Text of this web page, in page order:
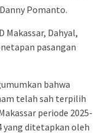
Pomanto.
Makassar, Dahyal,
pasangan
bahwa
telah sah terpilih
periode 2025-
yang ditetapkan oleh